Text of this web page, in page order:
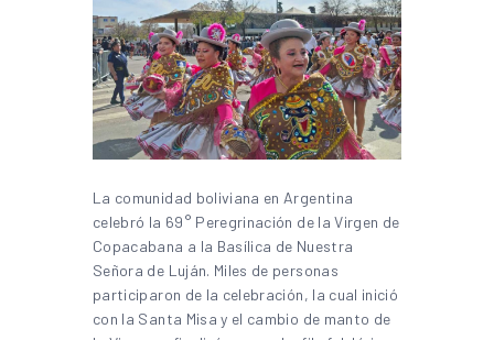
La comunidad boliviana en Argentina
celebró la 69° Peregrinación de la Virgen de
Copacabana a la Basílica de Nuestra
Señora de Luján. Miles de personas
participaron de la celebración, la cual inició
con la Santa Misa y el cambio de manto de